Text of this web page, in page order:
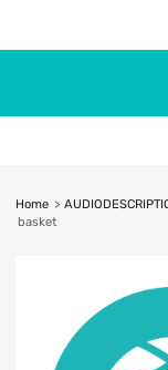
Home >
basket